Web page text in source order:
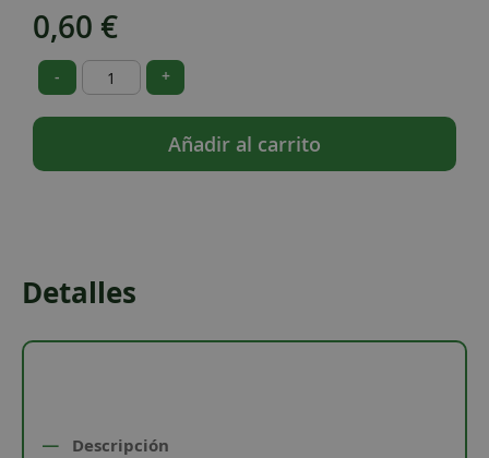
0,60 €
- +
Añadir al carrito
Detalles
Descripción